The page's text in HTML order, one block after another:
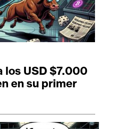
los USD $7.000
en su primer